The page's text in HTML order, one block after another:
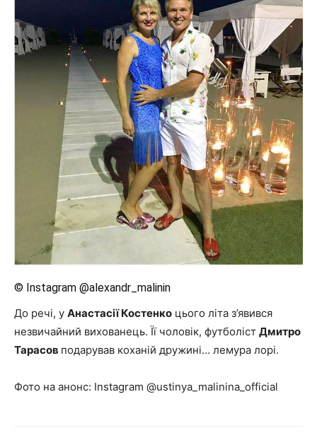
© Instagram @alexandr_malinin
До речі, у Анастасії Костенко цього літа з’явився
незвичайний вихованець. Її чоловік, футболіст Дмитро
Тарасов подарував коханій дружині… лемура лорі.
Фото на анонс: Instagram @ustinya_malinina_official